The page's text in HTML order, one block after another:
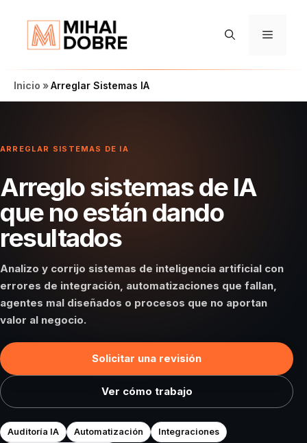
contenido
Menú
Inicio »Arreglar Sistemas IA
ARREGLAR SISTEMAS DE IA
Arreglo sistemas de IA
que no están dando
resultados
Analizo y corrijo sistemas de inteligencia artificial con
errores de integración, automatizaciones que fallan,
agentes mal diseñados o procesos que no aportan
valor al negocio.
Solicitar una revisión
Ver cómo trabajo
Auditoría IA Automatización
Integraciones